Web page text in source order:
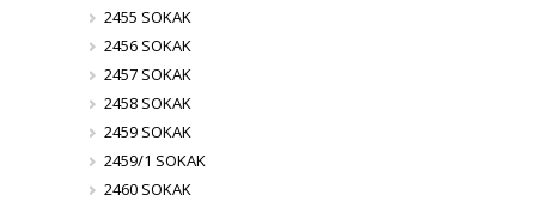
2455 SOKAK
2456 SOKAK
2457 SOKAK
2458 SOKAK
2459 SOKAK
2459/1 SOKAK
2460 SOKAK